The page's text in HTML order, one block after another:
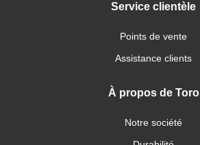
Service clientèle
Points de vente
Assistance clients
À propos de Toro
Notre société